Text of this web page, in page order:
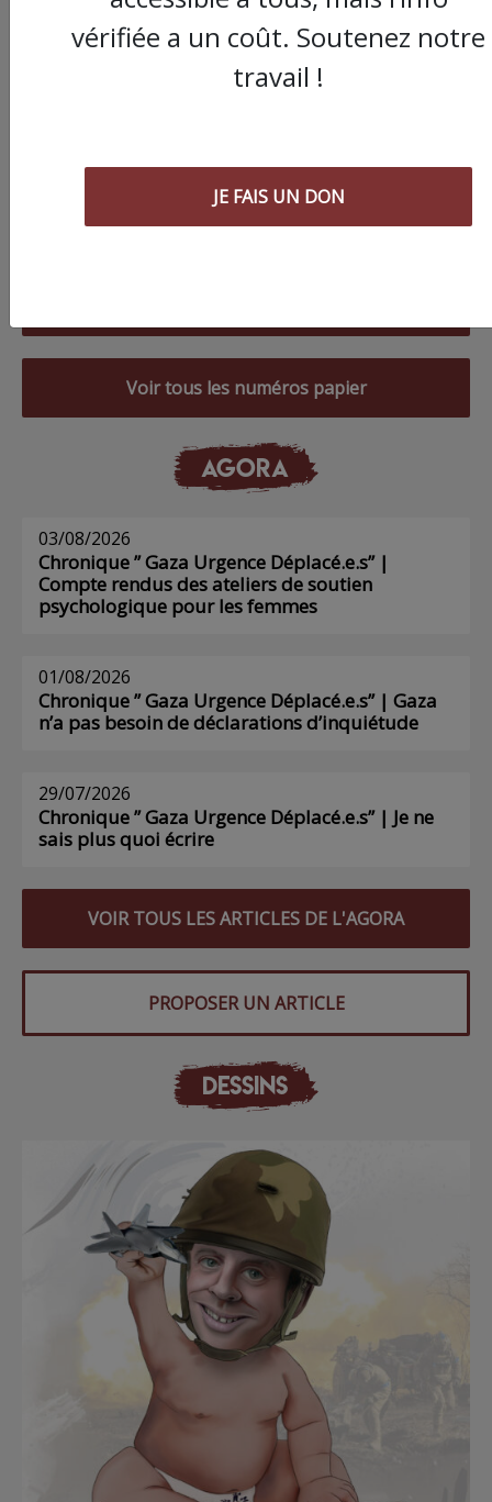
Voir tous les numéros papier
AGORA
03/08/2026
Chronique ” Gaza Urgence Déplacé.e.s” |
Compte rendus des ateliers de soutien
psychologique pour les femmes
01/08/2026
Chronique ” Gaza Urgence Déplacé.e.s” | Gaza
n’a pas besoin de déclarations d’inquiétude
29/07/2026
Chronique ” Gaza Urgence Déplacé.e.s” | Je ne
sais plus quoi écrire
VOIR TOUS LES ARTICLES DE L'AGORA
PROPOSER UN ARTICLE
DESSINS
vérifiée a un coût. Soutenez notre
travail !
JE FAIS UN DON